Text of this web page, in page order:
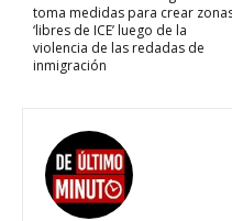
toma medidas para crear
‘libres de ICE’ luego de la
violencia de las redadas de
inmigración